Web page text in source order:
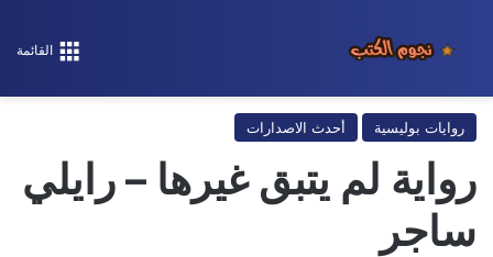
القائمة
روايات بوليسية أحدث الاصدارات
رواية لم يتبق غيرها – رايلي
ساجر